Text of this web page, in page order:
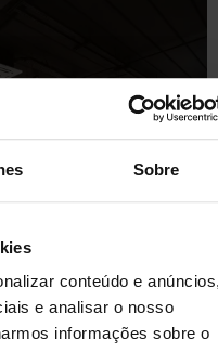
Sobre
conteúdo e
e analisar o nosso
informações sobre o